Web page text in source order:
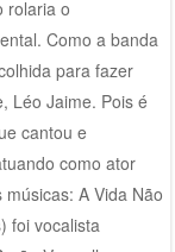
rolaria o
Como a banda
para fazer
Léo Jaime. Pois é
cantou e
como ator
A Vida Não
foi vocalista